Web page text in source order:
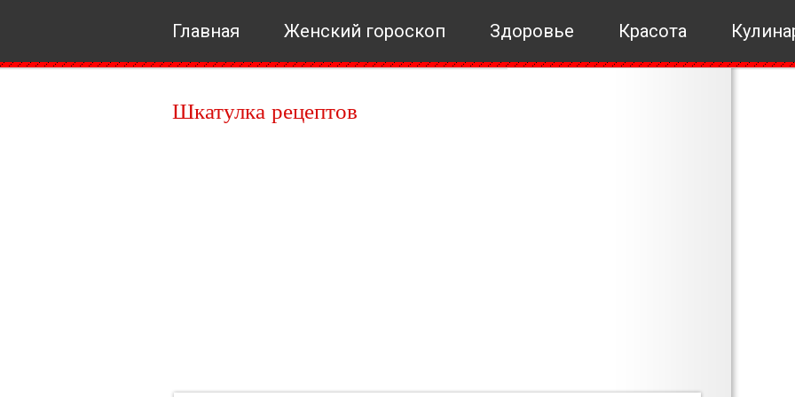
Главная Женский гороскоп Здоровье Красота
Шкатулка рецептов